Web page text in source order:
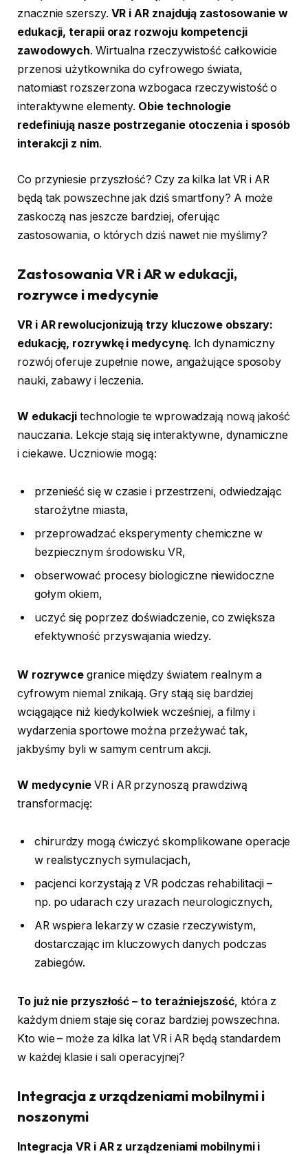
znacznie szerszy. VR i AR znajdują zastosowanie w
edukacji, terapii oraz rozwoju kompetencji
zawodowych. Wirtualna rzeczywistość całkowicie
przenosi użytkownika do cyfrowego świata,
natomiast rozszerzona wzbogaca rzeczywistość o
interaktywne elementy. Obie technologie
redefiniują nasze postrzeganie otoczenia i sposób
interakcji z nim.
Co przyniesie przyszłość? Czy za kilka lat VR i AR
będą tak powszechne jak dziś smartfony? A może
zaskoczą nas jeszcze bardziej, oferując
zastosowania, o których dziś nawet nie myślimy?
Zastosowania VR i AR w edukacji,
rozrywce i medycynie
VR i AR rewolucjonizują trzy kluczowe obszary:
edukację, rozrywkę i medycynę. Ich dynamiczny
rozwój oferuje zupełnie nowe, angażujące sposoby
nauki, zabawy i leczenia.
W edukacji technologie te wprowadzają nową jakość
nauczania. Lekcje stają się interaktywne, dynamiczne
i ciekawe. Uczniowie mogą:
przenieść się w czasie i przestrzeni, odwiedzając
starożytne miasta,
przeprowadzać eksperymenty chemiczne w
bezpiecznym środowisku VR,
obserwować procesy biologiczne niewidoczne
gołym okiem,
uczyć się poprzez doświadczenie, co zwiększa
efektywność przyswajania wiedzy.
W rozrywce granice między światem realnym a
cyfrowym niemal znikają. Gry stają się bardziej
wciągające niż kiedykolwiek wcześniej, a filmy i
wydarzenia sportowe można przeżywać tak,
jakbyśmy byli w samym centrum akcji.
W medycynie VR i AR przynoszą prawdziwą
transformację:
chirurdzy mogą ćwiczyć skomplikowane operacje
w realistycznych symulacjach,
pacjenci korzystają z VR podczas rehabilitacji –
np. po udarach czy urazach neurologicznych,
AR wspiera lekarzy w czasie rzeczywistym,
dostarczając im kluczowych danych podczas
zabiegów.
To już nie przyszłość – to teraźniejszość, która z
każdym dniem staje się coraz bardziej powszechna.
Kto wie – może za kilka lat VR i AR będą standardem
w każdej klasie i sali operacyjnej?
Integracja z urządzeniami mobilnymi i
noszonymi
Integracja VR i AR z urządzeniami mobilnymi i